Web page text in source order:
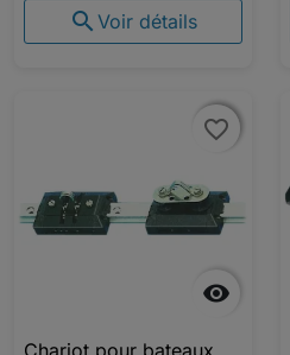
 Voir détails

favorite_border
favorite_border